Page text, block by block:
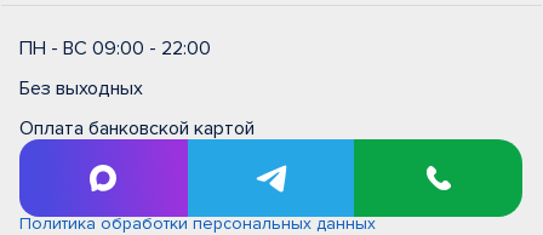
ПН - ВС 09:00 - 22:00
Без выходных
Оплата банковской картой
Правила и условия на выполнение ремонтных работ в
сервисном центре типовые (единые)
Политика обработки персональных данных